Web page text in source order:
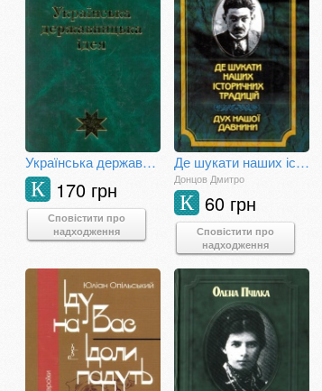
Українська державницька ідея
170 грн
К
Сповістити про
надходження
Де шукати наших історичних традицій. Дух нашої давнини
Донцов Дмитро
60 грн
К
Сповістити про
надходження